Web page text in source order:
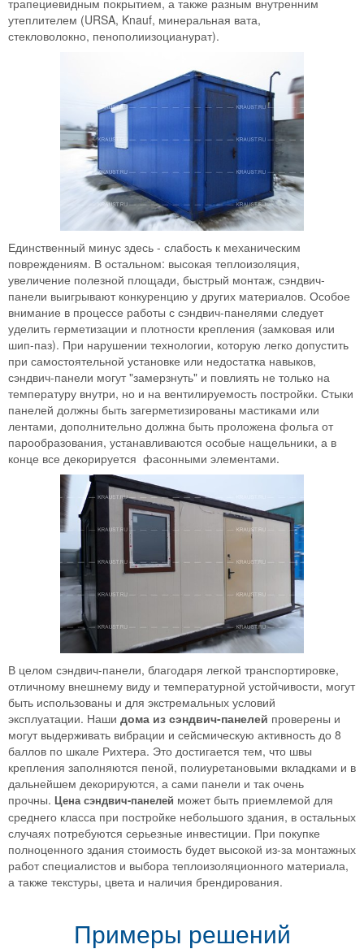
утеплителем (URSA, Knauf, минеральная вата,
стекловолокно, пенополиизоцианурат).
Единственный минус здесь - слабость к механическим
повреждениям. В остальном: высокая теплоизоляция,
увеличение полезной площади, быстрый монтаж, сэндвич-
панели выигрывают конкуренцию у других материалов. Особое
внимание в процессе работы с сэндвич-панелями следует
уделить герметизации и плотности крепления (замковая или
шип-паз). При нарушении технологии, которую легко допустить
при самостоятельной установке или недостатка навыков,
сэндвич-панели могут "замерзнуть" и повлиять не только на
температуру внутри, но и на вентилируемость постройки. Стыки
панелей должны быть загерметизированы мастиками или
лентами, дополнительно должна быть проложена фольга от
парообразования, устанавливаются особые нащельники, а в
конце все декорируется фасонными элементами.
В целом сэндвич-панели, благодаря легкой транспортировке,
отличному внешнему виду и температурной устойчивости, могут
быть использованы и для экстремальных условий
эксплуатации. Наши дома из сэндвич-панелей проверены и
могут выдерживать вибрации и сейсмическую активность до 8
баллов по шкале Рихтера. Это достигается тем, что швы
крепления заполняются пеной, полиуретановыми вкладками и в
дальнейшем декорируются, а сами панели и так очень
прочны. Цена сэндвич-панелей может быть приемлемой для
среднего класса при постройке небольшого здания, в остальных
случаях потребуются серьезные инвестиции. При покупке
полноценного здания стоимость будет высокой из-за монтажных
работ специалистов и выбора теплоизоляционного материала,
а также текстуры, цвета и наличия брендирования.
Примеры решений